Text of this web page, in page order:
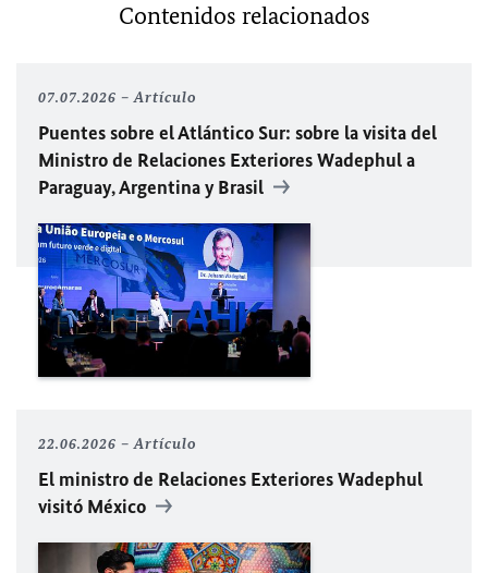
Contenidos relacionados
07.07.2026 Artículo
Puentes sobre el Atlántico Sur: sobre la visita del
Ministro de Relaciones Exteriores Wadephul a
Paraguay, Argentina y Brasil
22.06.2026 Artículo
El ministro de Relaciones Exteriores Wadephul
visitó México